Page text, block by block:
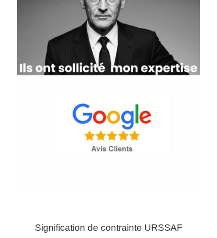
Signification de contrainte URSSAF